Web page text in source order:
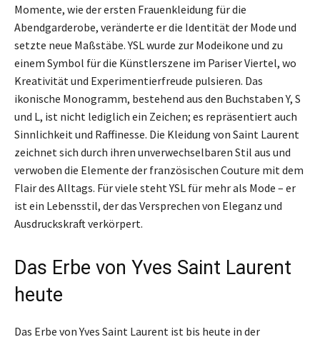
Momente, wie der ersten Frauenkleidung für die
Abendgarderobe, veränderte er die Identität der Mode und
setzte neue Maßstäbe. YSL wurde zur Modeikone und zu
einem Symbol für die Künstlerszene im Pariser Viertel, wo
Kreativität und Experimentierfreude pulsieren. Das
ikonische Monogramm, bestehend aus den Buchstaben Y, S
und L, ist nicht lediglich ein Zeichen; es repräsentiert auch
Sinnlichkeit und Raffinesse. Die Kleidung von Saint Laurent
zeichnet sich durch ihren unverwechselbaren Stil aus und
verwoben die Elemente der französischen Couture mit dem
Flair des Alltags. Für viele steht YSL für mehr als Mode – er
ist ein Lebensstil, der das Versprechen von Eleganz und
Ausdruckskraft verkörpert.
Das Erbe von Yves Saint Laurent
heute
Das Erbe von Yves Saint Laurent ist bis heute in der